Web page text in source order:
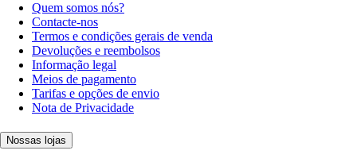
Quem somos nós?
Contacte-nos
Termos e condições gerais de venda
Devoluções e reembolsos
Informação legal
Meios de pagamento
Tarifas e opções de envio
Nota de Privacidade
Nossas lojas